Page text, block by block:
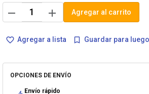
remove add Agregar al carrito
favorite_border Agregar a lista bookmark_border Guardar para luego
OPCIONES DE ENVÍO
Envío rápido